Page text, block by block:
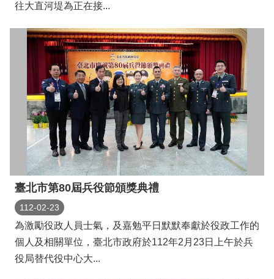
往大直河堤為正在接...
臺北市第80屆兵役節頒獎典禮
112-02-23
為激勵役政人員士氣，及嘉勉平日默默奉獻於役政工作的
個人及相關單位，臺北市政府於112年2月23日上午於兵
役局替代役中心大...